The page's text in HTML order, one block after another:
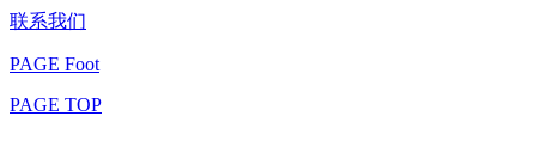
联系我们
PAGE Foot
PAGE TOP